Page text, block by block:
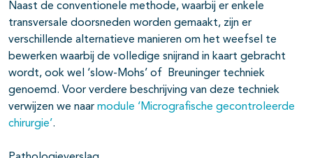
Naast de conventionele methode, waarbij er enkele
transversale doorsneden worden gemaakt, zijn er
verschillende alternatieve manieren om het weefsel te
bewerken waarbij de volledige snijrand in kaart gebracht
wordt, ook wel ‘slow-Mohs’ of Breuninger techniek
genoemd. Voor verdere beschrijving van deze techniek
verwijzen we naar module ‘Micrografische gecontroleerde
chirurgie’.